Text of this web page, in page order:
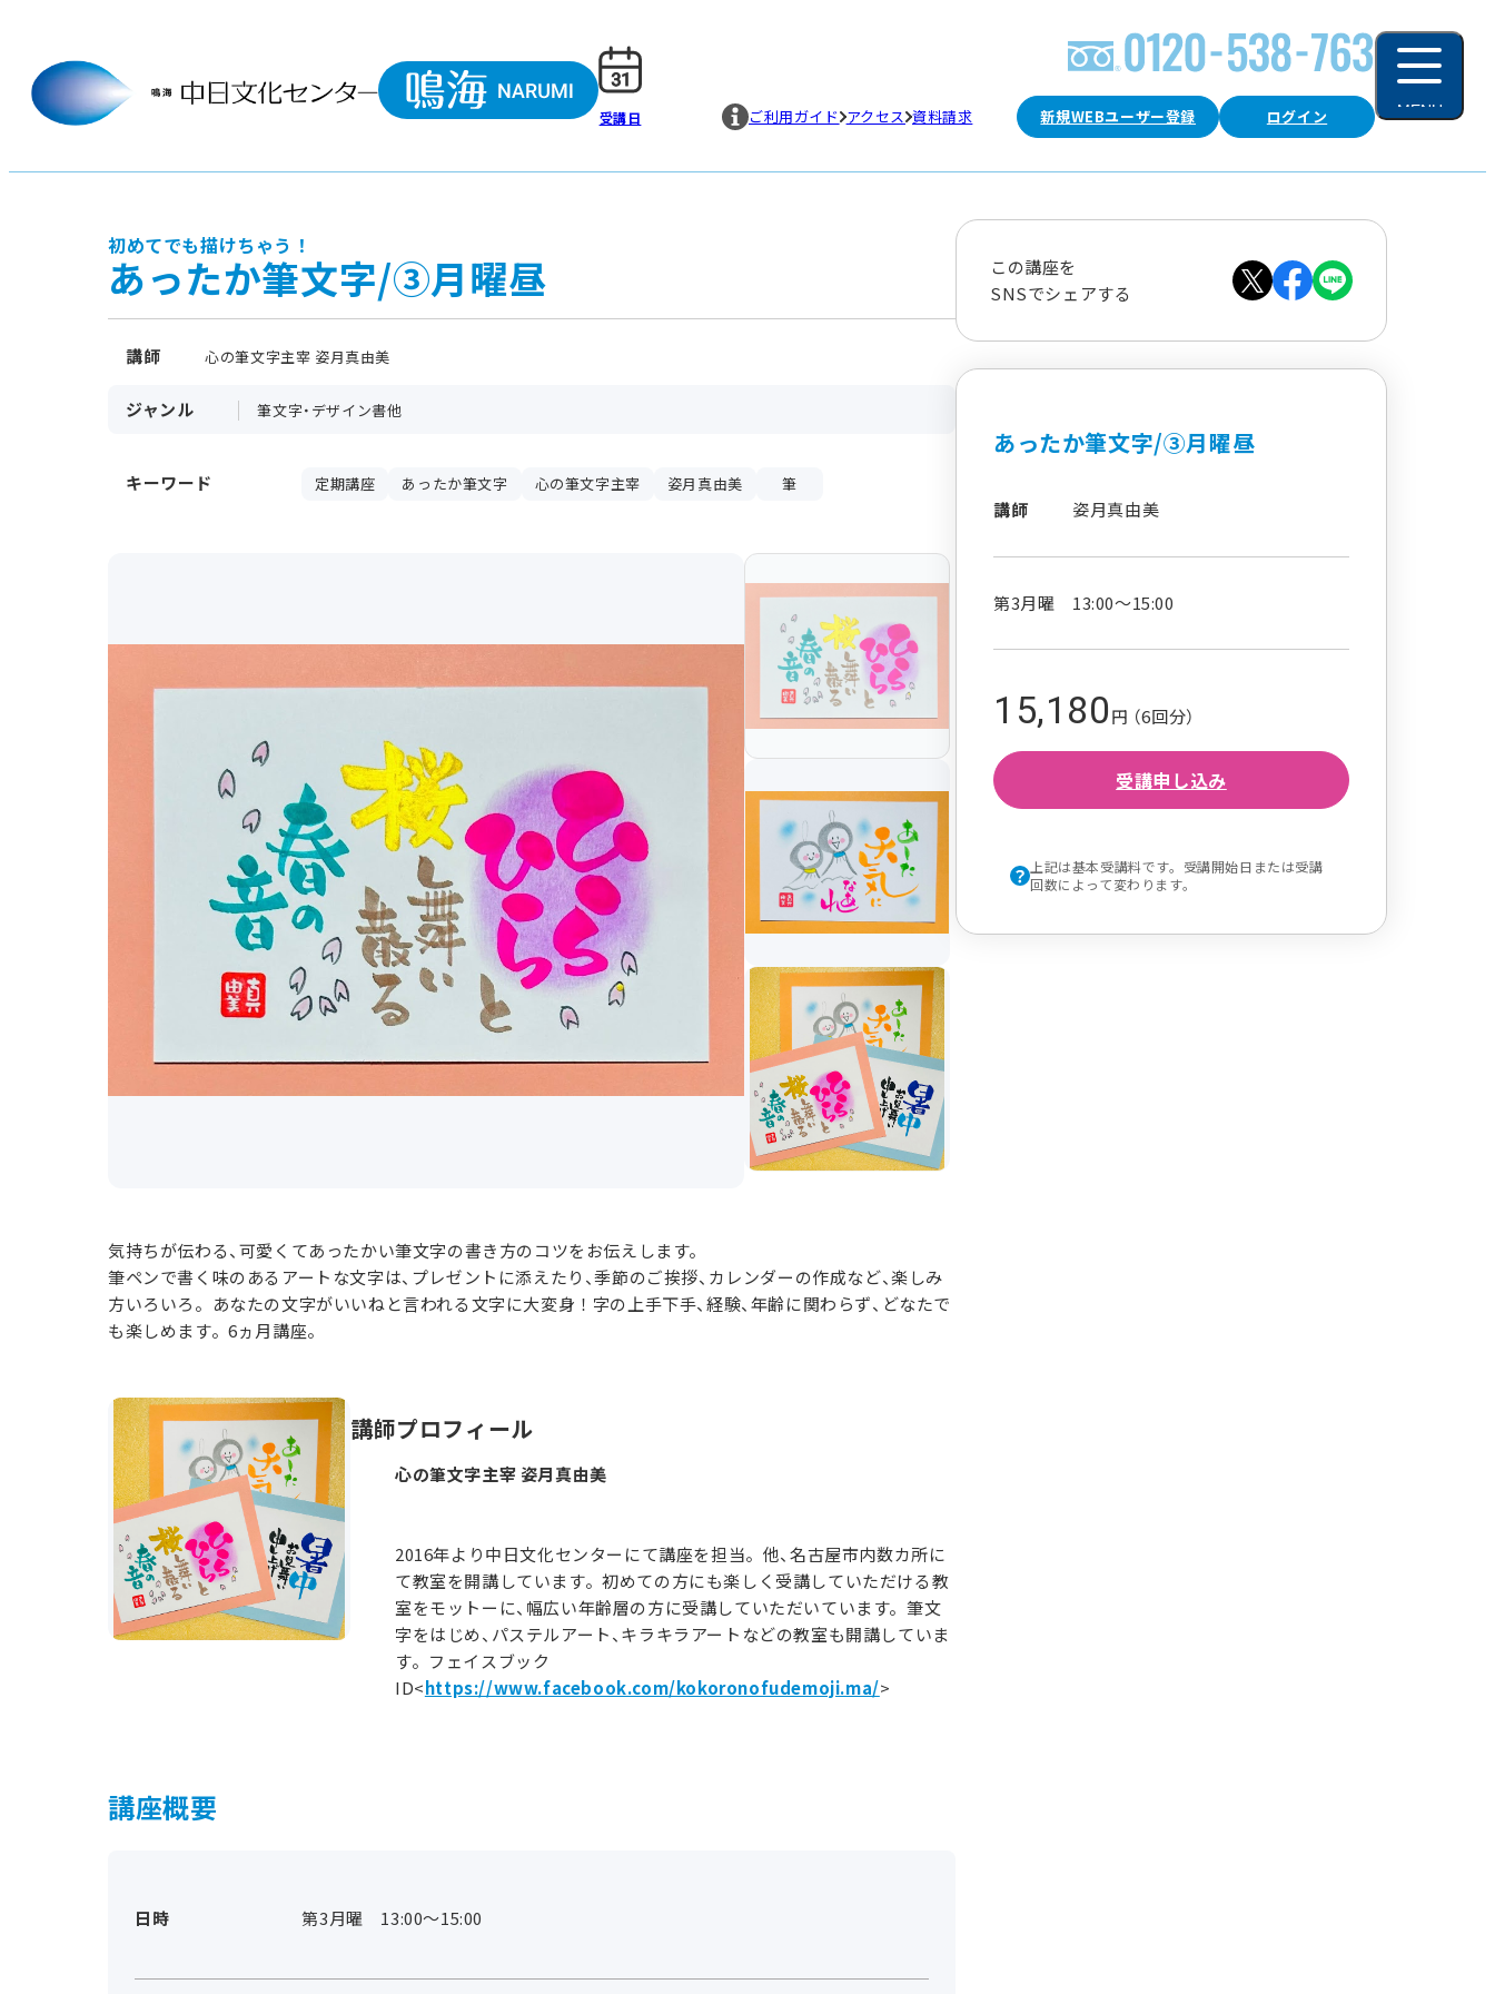
受講日 新規WEBユーザー登録 ログイン
ご利用ガイド アクセス 資料請求 MENU
初めてでも描けちゃう！
あったか筆文字/③月曜昼
講師 心の筆文字主宰 姿月真由美
ジャンル 筆文字・デザイン書他
キーワード 定期講座 あったか筆文字 心の筆文字主宰 姿月真由美 筆
気持ちが伝わる、可愛くてあったかい筆文字の書き方のコツをお伝えします。
筆ペンで書く味のあるアートな文字は、プレゼントに添えたり、季節のご挨拶、カレンダーの作成など、楽しみ
方いろいろ。あなたの文字がいいねと言われる文字に大変身！字の上手下手、経験、年齢に関わらず、どなたで
も楽しめます。6ヵ月講座。
講師プロフィール
心の筆文字主宰 姿月真由美
2016年より中日文化センターにて講座を担当。他、名古屋市内数カ所に
て教室を開講しています。初めての方にも楽しく受講していただける教
室をモットーに、幅広い年齢層の方に受講していただいています。筆文
字をはじめ、パステルアート、キラキラアートなどの教室も開講していま
す。フェイスブック
ID<https://www.facebook.com/kokoronofudemoji.ma/>
講座概要
日時 第3月曜 13:00～15:00
この講座を
SNSでシェアする
あったか筆文字/③月曜昼
講師 姿月真由美
第3月曜 13:00～15:00
15,180円 （6回分）
受講申し込み
上記は基本受講料です。受講開始日または受講
回数によって変わります。